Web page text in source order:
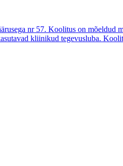
nr 57. Koolitus on mõeldud
kliinikud tegevusluba.